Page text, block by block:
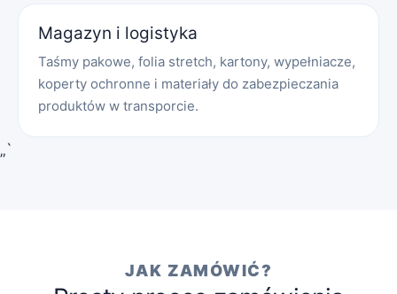
Magazyn i logistyka
Taśmy pakowe, folia stretch, kartony, wypełniacze,
koperty ochronne i materiały do zabezpieczania
produktów w transporcie.
„`
JAK ZAMÓWIĆ?